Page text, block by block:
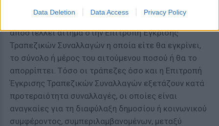
Data Deletion Data Access Privacy Policy
οδηγίες που θα τους παρέχονται. Στη συνέχεια, η
αποστέλλει αίτημα στην Επιτροπή Έγκρισης
Τραπεζικών Συναλλαγών η οποία είτε θα εγκρίνει,
το σύνολο ή μέρος του αιτούμενου ποσού ή θα το
απορρίπτει. Τόσο οι τράπεζες όσο και η Επιτροπή
Έγκρισης Τραπεζικών Συναλλαγών εξετάζουν κατά
προτεραιότητα συναλλαγές, οι οποίες είναι
αναγκαίες για τη διαφύλαξη δημοσίου ή κοινωνικού
συμφέροντος, συμπεριλαμβανομένων, μεταξύ